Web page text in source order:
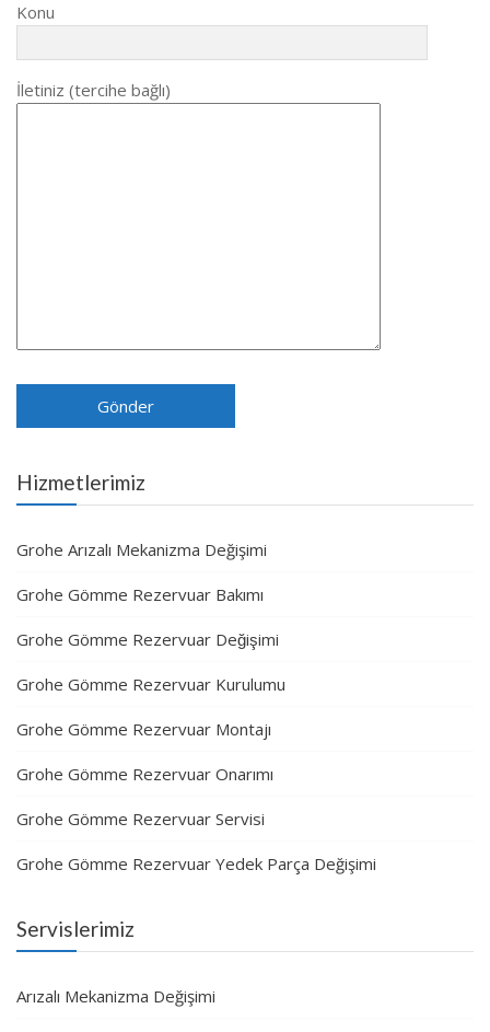
Konu
İletiniz (tercihe bağlı)
Hizmetlerimiz
Grohe Arızalı Mekanizma Değişimi
Grohe Gömme Rezervuar Bakımı
Grohe Gömme Rezervuar Değişimi
Grohe Gömme Rezervuar Kurulumu
Grohe Gömme Rezervuar Montajı
Grohe Gömme Rezervuar Onarımı
Grohe Gömme Rezervuar Servisi
Grohe Gömme Rezervuar Yedek Parça Değişimi
Servislerimiz
Arızalı Mekanizma Değişimi